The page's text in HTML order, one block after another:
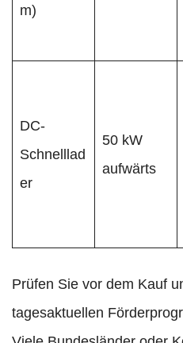
m)
DC-
Schnelllad
er
50 kW
aufwärts
Prüfen Sie vor dem Kauf
tagesaktuellen